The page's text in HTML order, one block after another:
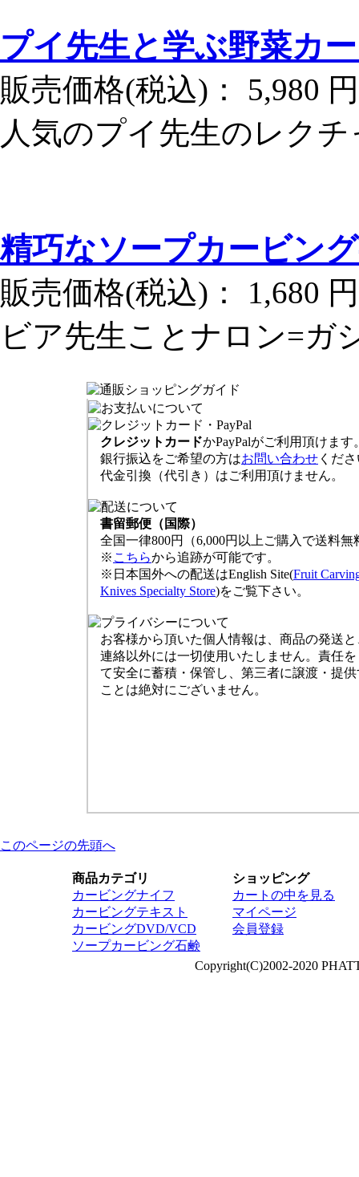
プイ先生と学ぶ野菜カ
販売価格(税込)： 5,980 円
人気のプイ先生のレク
精巧なソープカービン
販売価格(税込)： 1,680 円
ビア先生ことナロン=ガ
クレジットカードかPayPalがご利用頂けます
銀行振込をご希望の方はお問い合わせ くだ
代金引換（代引き）はご利用頂けません。
書留郵便（国際）
全国一律800円（6,000円以上ご購入で送料無
※ こちらから追跡が可能です。
※日本国外への配送はEnglish Site(Fruit
Knives Specialty Store)をご覧下さい。
お客様から頂いた個人情報は、商品の発送
連絡以外には一切使用いたしません。責任
て安全に蓄積・保管し、第三者に譲渡・提
ことは絶対にございません。
このページの先頭へ
商品カテゴリ
カービングナイフ
カービングテキスト
カービングDVD/VCD
ソープカービング石鹸
ショッピング
カートの中を見る
マイページ
会員登録
Copyright(C)2002-2020